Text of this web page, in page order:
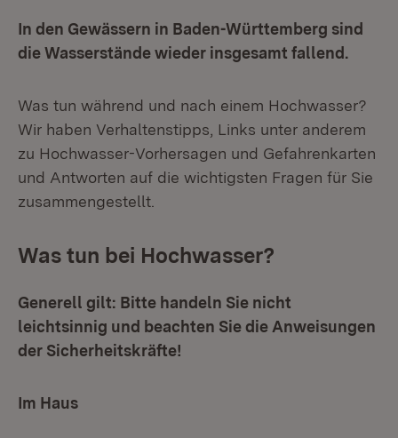
In den Gewässern in Baden-Württemberg sind
die Wasserstände wieder insgesamt fallend.
Was tun während und nach einem Hochwasser?
Wir haben Verhaltenstipps, Links unter anderem
zu Hochwasser-Vorhersagen und Gefahrenkarten
und Antworten auf die wichtigsten Fragen für Sie
zusammengestellt.
Was tun bei Hochwasser?
Generell gilt: Bitte handeln Sie nicht
leichtsinnig und beachten Sie die Anweisungen
der Sicherheitskräfte!
Im Haus